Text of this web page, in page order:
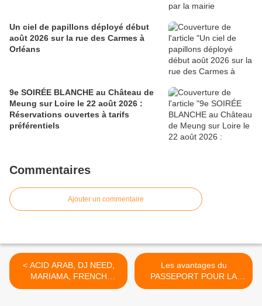
Un ciel de papillons déployé début
août 2026 sur la rue des Carmes à
Orléans
9e SOIRÉE BLANCHE au Château de
Meung sur Loire le 22 août 2026 :
Réservations ouvertes à tarifs
préférentiels
Commentaires
Ajouter un commentaire
< ACID ARAB, DJ NEED,
MARIAMA, FRENCH
COWBOYS, RUE PASCALE
Les avantages du
PASSEPORT POUR LA
CREATION